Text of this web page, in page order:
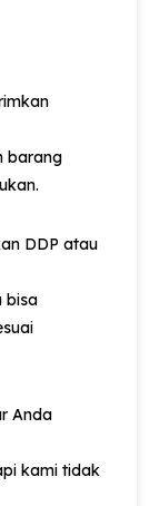
barang
DDP atau
bisa
Anda
kami tidak